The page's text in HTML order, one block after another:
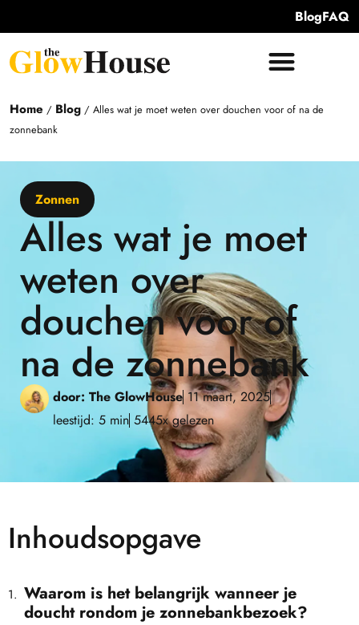
BlogFAQ
Home / Blog / Alles wat je moet weten over douchen voor of na de
zonnebank
Zonnen
Alles wat je moet
weten over
douchen voor of
na de zonnebank
door: The GlowHouse 11 maart, 2025
leestijd: 5 min 5445x gelezen
Inhoudsopgave
Waarom is het belangrijk wanneer je
doucht rondom je zonnebankbezoek?